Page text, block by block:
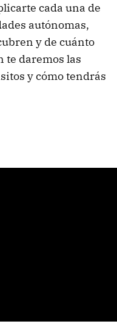
cada una de
autónomas,
y de cuánto
te daremos las
y cómo tendrás